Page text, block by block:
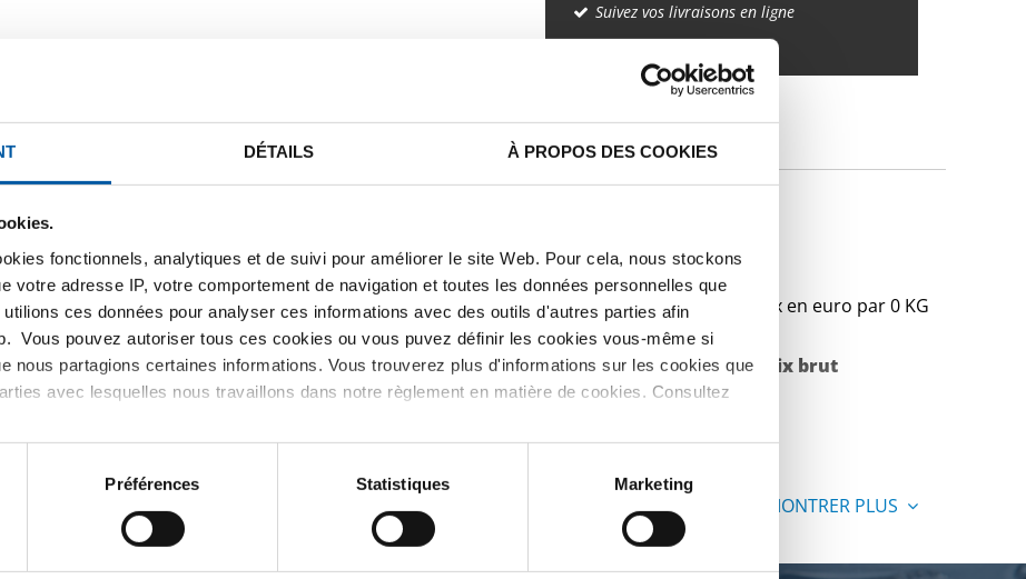
DÉTAILS À PROPOS DES COOKIES
fonctionnels, analytiques et de suivi pour améliorer le site Web. Pour cela, nous stockons
votre adresse IP, votre comportement de navigation et toutes les données personnelles que
ces données pour analyser ces informations avec des outils d'autres parties afin
Vous pouvez autoriser tous ces cookies ou vous puvez définir les cookies vous-même si
nous partagions certaines informations. Vous trouverez plus d'informations sur les cookies que
avec lesquelles nous travaillons dans notre règlement en matière de cookies. Consultez
Préférences Statistiques Marketing
Suivez vos livraisons en ligne
LISTE DE PRIX BRUT TÉLÉCHARGEMENTS CARACTÉRISTIQUES
feuillard décapée làc S355MC huilée
Prix en euro par 0 KG
Poids des pièces en
Prix brut
MONTRER PLUS